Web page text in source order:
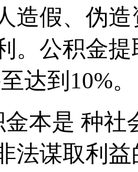
造假、伪
。公积金
达到10%。
本是 种社
法谋取利